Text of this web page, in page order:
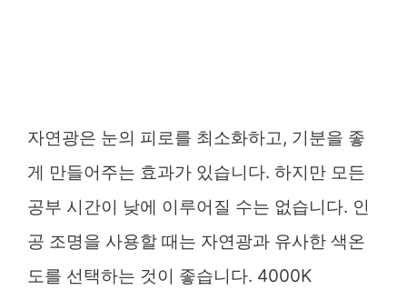
자연광은 눈의 피로를 최소화하고, 기분을 좋
게 만들어주는 효과가 있습니다. 하지만 모든
공부 시간이 낮에 이루어질 수는 없습니다. 인
공 조명을 사용할 때는 자연광과 유사한 색온
도를 선택하는 것이 좋습니다. 4000K